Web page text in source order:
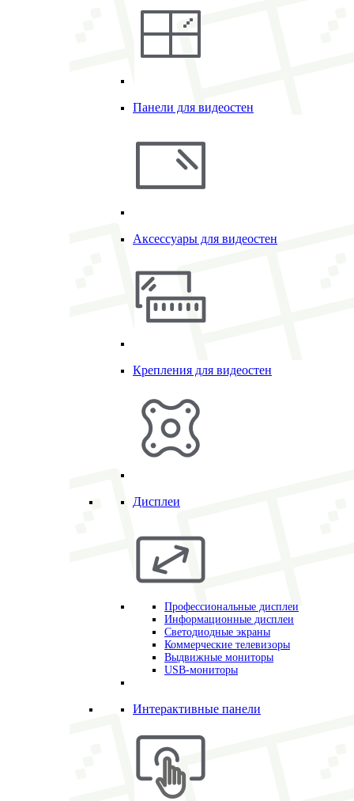
Панели для видеостен
Аксессуары для видеостен
Крепления для видеостен
Дисплеи
Профессиональные дисплеи
Информационные дисплеи
Светодиодные экраны
Коммерческие телевизоры
Выдвижные мониторы
USB-мониторы
Интерактивные панели